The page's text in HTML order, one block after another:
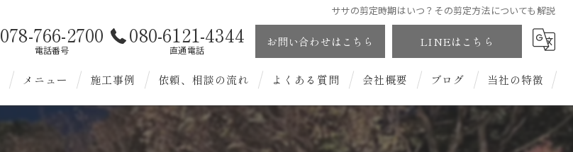
ササの剪定時期はいつ？その剪定方法についても解説
078-766-2700
電話番号
080-6121-4344
直通電話
お問い合わせはこちら LINEはこちら
メニュー 施工事例 依頼、相談の流れ よくある質問 会社概要 ブログ 当社の特徴
和風庭園